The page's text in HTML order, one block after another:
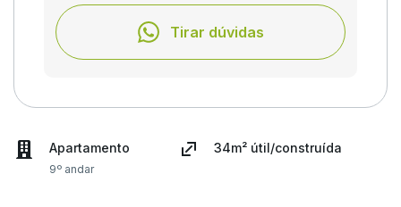
Tirar dúvidas
Apartamento
9º andar
34m² útil/construída